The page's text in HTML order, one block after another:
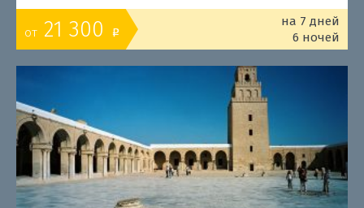
от 21 300 o
на 7 дней
6 ночей